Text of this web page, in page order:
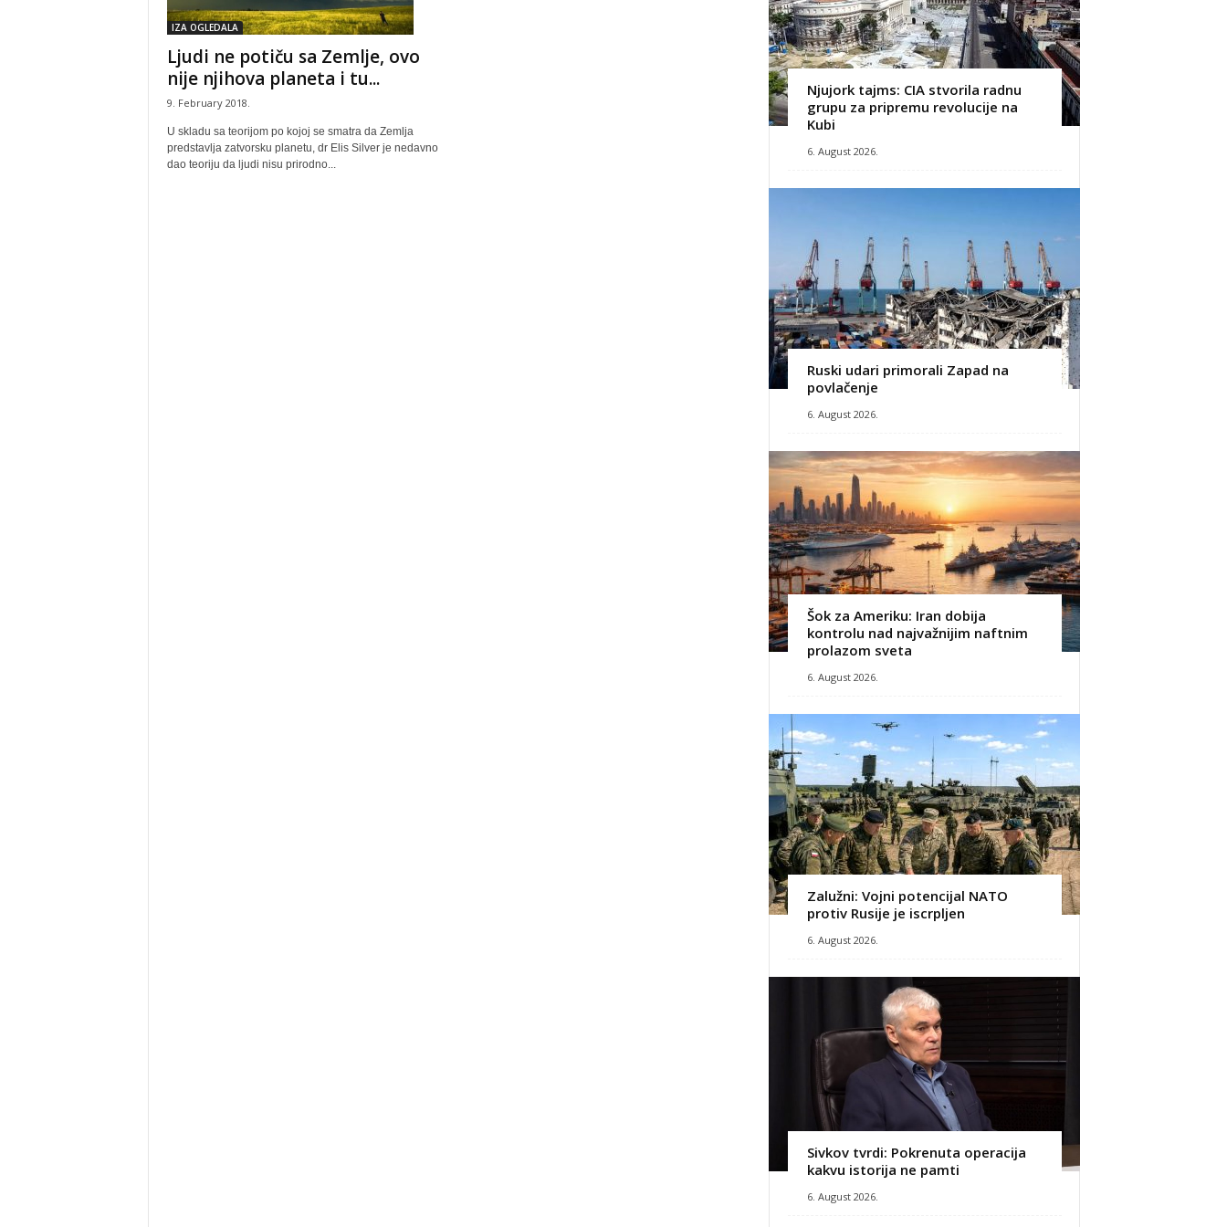
IZA OGLEDALA
Ljudi ne potiču sa Zemlje, ovo
nije njihova planeta i tu...
9. February 2018.
U skladu sa teorijom po kojoj se smatra da Zemlja
predstavlja zatvorsku planetu, dr Elis Silver je nedavno
dao teoriju da ljudi nisu prirodno...
Njujork tajms: CIA stvorila radnu
grupu za pripremu revolucije na
Kubi
6. August 2026.
Ruski udari primorali Zapad na
povlačenje
6. August 2026.
Šok za Ameriku: Iran dobija
kontrolu nad najvažnijim naftnim
prolazom sveta
6. August 2026.
Zalužni: Vojni potencijal NATO
protiv Rusije je iscrpljen
6. August 2026.
Sivkov tvrdi: Pokrenuta operacija
kakvu istorija ne pamti
6. August 2026.